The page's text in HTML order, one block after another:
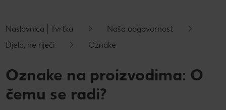
Naslovnica | Tvrtka
Naša odgovornost
Djela, ne riječi
Oznake
Oznake na proizvodima: O
čemu se radi?